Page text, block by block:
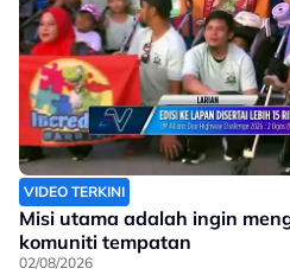
VIDEO TERKINI
Misi utama adalah ingin
komuniti tempatan
02/08/2026